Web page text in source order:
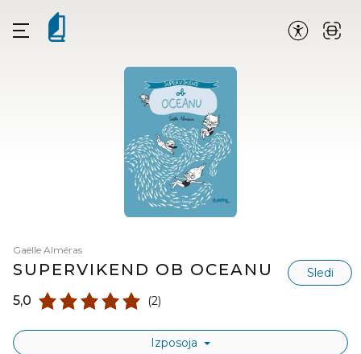
Gaëlle Alméras
SUPERVIKEND OB OCEANU Sledi
5,0 (2)
Izposoja